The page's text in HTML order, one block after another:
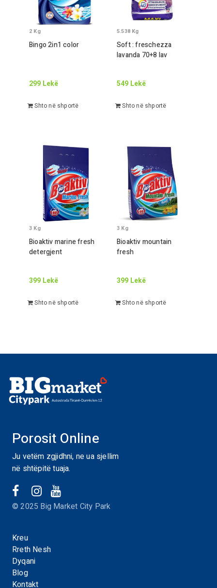
Bingo2in1 color
2 Kg
299 Lekë
Shto në shportë
Soft : freschezza
lavanda 70+8 lav
5.538 Kg
549 Lekë
Shto në shportë
Bioaktiv marine fresh
detergjent
3 Kg
399 Lekë
Shto në shportë
Bioaktiv mountain
fresh
3 Kg
399 Lekë
Shto në shportë
Porosit Online
Ju vetëm zgjidhni, ne ua sjellim
në shtëpitë tuaja.
© 2025 Big Market City Park
Kreu
Rreth Nesh
Dyqani
Blog
Kontakt